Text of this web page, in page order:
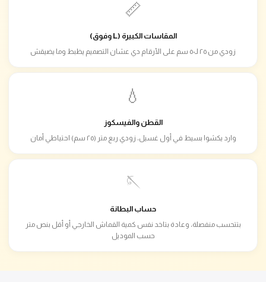
📏
المقاسات الكبيرة (L وفوق)
زودي من ٢٥ لـ٥٠ سم على الأرقام دي عشان التصميم يظبط وما يضيقش
💧
القطن والفيسكوز
وارد يكشوا بسيط في أول غسيل، زودي ربع متر (٢٥ سم) احتياطي أمان
🪡
حساب البطانة
بتتحسب منفصلة، وعادة بتاخد نفس كمية القماش الخارجي أو أقل بنص متر
حسب الموديل